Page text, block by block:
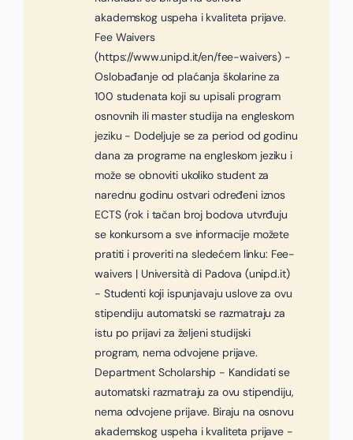
akademskog uspeha i kvaliteta prijave.
Fee Waivers
(https://www.unipd.it/en/fee-waivers) -
Oslobađanje od plaćanja školarine za
100 studenata koji su upisali program
osnovnih ili master studija na engleskom
jeziku - Dodeljuje se za period od godinu
dana za programe na engleskom jeziku i
može se obnoviti ukoliko student za
narednu godinu ostvari određeni iznos
ECTS (rok i tačan broj bodova utvrđuju
se konkursom a sve informacije možete
pratiti i proveriti na sledećem linku: Fee-
waivers | Università di Padova (unipd.it)
- Studenti koji ispunjavaju uslove za ovu
stipendiju automatski se razmatraju za
istu po prijavi za željeni studijski
program, nema odvojene prijave.
Department Scholarship - Kandidati se
automatski razmatraju za ovu stipendiju,
nema odvojene prijave. Biraju na osnovu
akademskog uspeha i kvaliteta prijave -